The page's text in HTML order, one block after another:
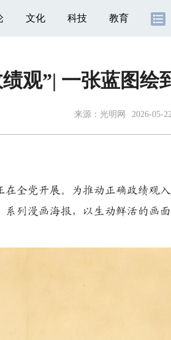
文化 科技 教育
观”| 一张蓝图绘
来源： 光明网 2026-05-
党开展。为推动正确政绩观入
列漫画海报，以生动鲜活的画